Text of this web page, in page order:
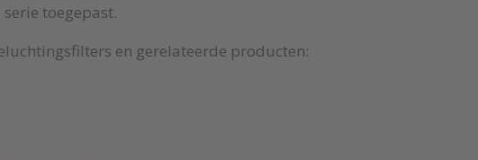
toegepast.
en gerelateerde producten: